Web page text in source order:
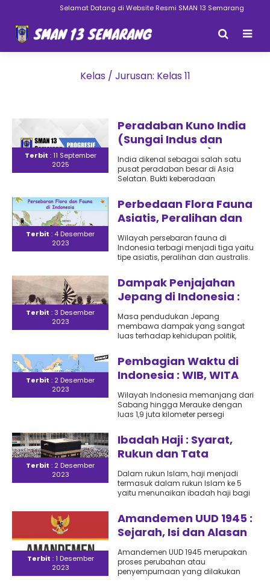
Selamat Datang di Website Resmi SMAN 13 Semarang
Kelas / Jurusan: Kelas 11
Terbit : 11 September
2025
Peradaban Kuno India
(Sungai Indus dan
Sungai Gangga)
India dikenal sebagai salah satu
pusat peradaban besar di Asia
Selatan. Bukti keberadaan
tercatat..
Terbit : 4 Desember
2023
Perbedaan Flora Fauna
Asiatis, Peralihan dan
Autralis : Karakteristik,
Wilayah Persebaran
dan Contohnya
Wilayah persebaran fauna di
Indonesia terbagi menjadi tiga yaitu
tipe asiatis, peralihan dan australis.
Terbit : 3 Desember
2023
Dampak Penjajahan
Jepang di Indonesia :
Bidang Politik, Ekonomi
dan Sosial Budaya
Masa pendudukan Jepang
membawa dampak yang sangat
luas terhadap kehidupan politik,
Indonesia. Berikut adalah
penjelasannya..
Terbit : 2 Desember
2023
Pembagian Waktu di
Indonesia : WIB, WITA
dan WIT
Wilayah Indonesia memanjang dari
Sabang hingga Merauke dengan
luas 1,9 juta kilometer persegi
berbeda antar daerah...
Terbit : 2 Desember
2023
Ibadah Haji : Syarat,
Rukun dan Tata
Caranya
Dalam rukun Islam, haji menjadi
termasuk dalam rukun Islam ke 5
yaitu menunaikan ibadah haji bagi
Terbit : 1 Desember
2023
Amandemen UUD 1945 :
Sejarah, Isi dan Alasan
Pengubahan Undang –
Undang
Amandemen UUD 1945 merupakan
proses perubahan atau
penyempurnaan yang dilakukan